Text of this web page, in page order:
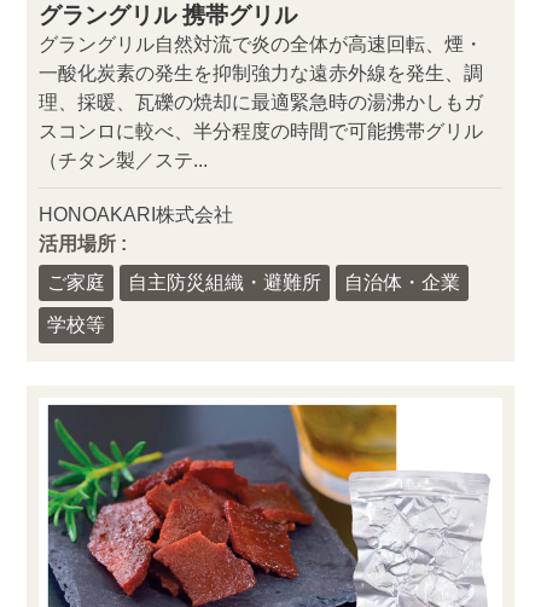
グラングリル 携帯グリル
グラングリル自然対流で炎の全体が高速回転、煙・
一酸化炭素の発生を抑制強力な遠赤外線を発生、調
理、採暖、瓦礫の焼却に最適緊急時の湯沸かしもガ
スコンロに較べ、半分程度の時間で可能携帯グリル
（チタン製／ステ...
HONOAKARI株式会社
活用場所 :
ご家庭
自主防災組織・避難所 自治体・企業
学校等